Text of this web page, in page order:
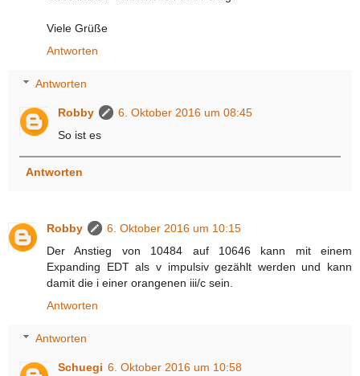
Viele Grüße
Antworten
Antworten
Robby
6. Oktober 2016 um 08:45
So ist es
Antworten
Robby
6. Oktober 2016 um 10:15
Der Anstieg von 10484 auf 10646 kann mit einem
Expanding EDT als v impulsiv gezählt werden und kann
damit die i einer orangenen iii/c sein.
Antworten
Antworten
Schuegi 6. Oktober 2016 um 10:58